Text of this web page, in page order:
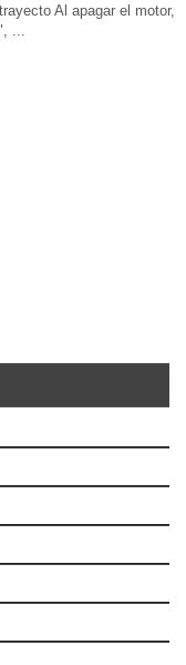
Al apagar el motor,
...